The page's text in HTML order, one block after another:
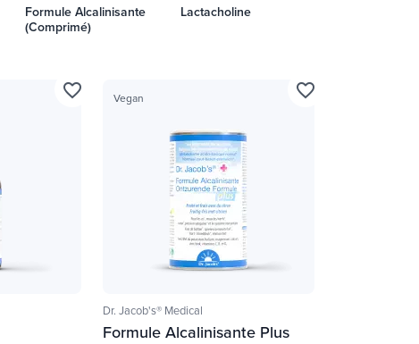
Formule Alcalinisante
(Comprimé)
Lactacholine
favorite_border Vegan
Dr. Jacob's® Medical
Formule Alcalinisante Plus
favorite_border